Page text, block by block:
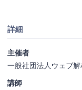
詳細
主催者
一般社団法人ウェブ
講師